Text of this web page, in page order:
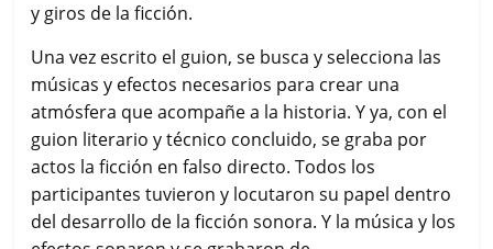
y giros de la ficción.
Una vez escrito el guion, se busca y selecciona las
músicas y efectos necesarios para crear una
atmósfera que acompañe a la historia. Y ya, con el
guion literario y técnico concluido, se graba por
actos la ficción en falso directo. Todos los
participantes tuvieron y locutaron su papel dentro
del desarrollo de la ficción sonora. Y la música y los